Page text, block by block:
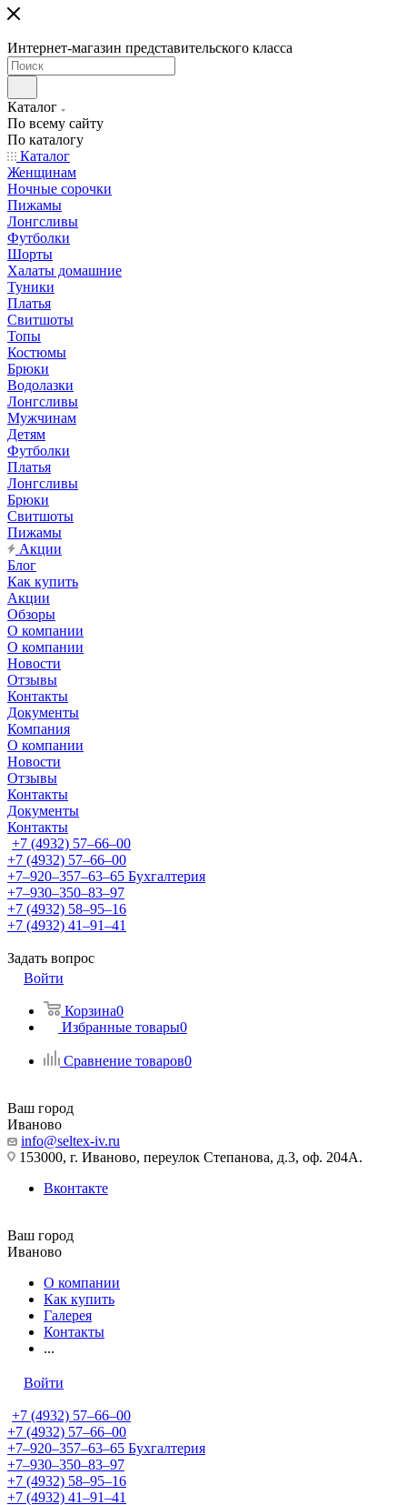
Интернет-магазин представительского класса
Каталог
По всему сайту
По каталогу
Каталог
Женщинам
Ночные сорочки
Пижамы
Лонгсливы
Футболки
Шорты
Халаты домашние
Туники
Платья
Свитшоты
Топы
Костюмы
Брюки
Водолазки
Лонгсливы
Мужчинам
Детям
Футболки
Платья
Лонгсливы
Брюки
Свитшоты
Пижамы
Акции
Блог
Как купить
Акции
Обзоры
О компании
О компании
Новости
Отзывы
Контакты
Документы
Компания
О компании
Новости
Отзывы
Контакты
Документы
Контакты
+7 (4932) 57‒66‒00
+7 (4932) 57‒66‒00
+7‒920‒357‒63‒65 Бухгалтерия
+7‒930‒350‒83‒97
+7 (4932) 58‒95‒16
+7 (4932) 41‒91‒41
Задать вопрос
Войти
Корзина0
Избранные товары0
Сравнение товаров0
Ваш город
Иваново
info@seltex-iv.ru
153000, г. Иваново, переулок Степанова, д.3, оф. 204А.
Вконтакте
Ваш город
Иваново
О компании
Как купить
Галерея
Контакты
...
Войти
+7 (4932) 57‒66‒00
+7 (4932) 57‒66‒00
+7‒920‒357‒63‒65 Бухгалтерия
+7‒930‒350‒83‒97
+7 (4932) 58‒95‒16
+7 (4932) 41‒91‒41